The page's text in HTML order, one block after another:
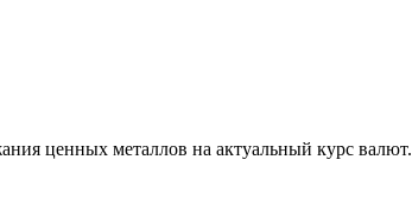
ценных металлов на актуальный курс валют.